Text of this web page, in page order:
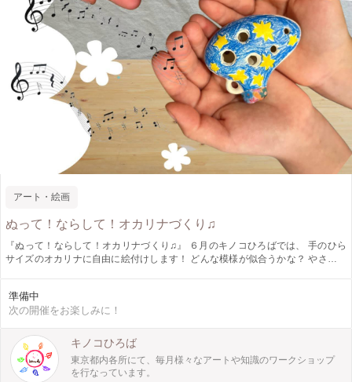
アート・絵画
ぬって！ならして！オカリナづくり♫
『ぬって！ならして！オカリナづくり♫』 ６月のキノコひろばでは、 手のひら
サイズのオカリナに自由に絵付けします！ どんな模様が似合うかな？ やさしい
自然の中で季節を感じるプレイパークを月に１回開催しています。 親子で、お
友達と、小学生以上のお子さまならもちろん一人でも！ 自然やアートと触れ合
準備中
次の開催をお楽しみに！
キノコひろば
東京都内各所にて、毎月様々なアートや知識のワークショップ
を行なっています。